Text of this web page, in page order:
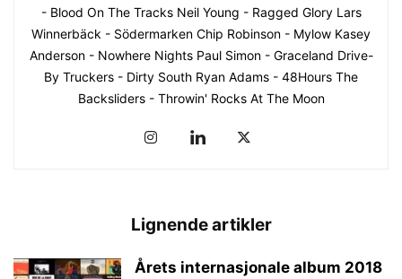
- Blood On The Tracks Neil Young - Ragged Glory Lars
Winnerbäck - Södermarken Chip Robinson - Mylow Kasey
Anderson - Nowhere Nights Paul Simon - Graceland Drive-
By Truckers - Dirty South Ryan Adams - 48Hours The
Backsliders - Throwin' Rocks At The Moon
Lignende artikler
Årets internasjonale album 2018